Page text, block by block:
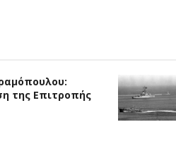
της Επιτροπής